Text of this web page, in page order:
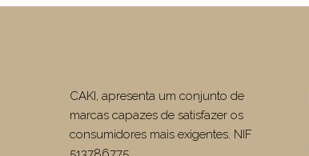
CAKI, apresenta um conjunto de
marcas capazes de satisfazer os
consumidores mais exigentes. NIF